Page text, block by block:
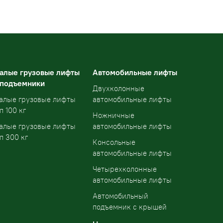
грузовые лифты
грузовые лифты
100 кг
грузовые лифты
300 кг
Автомобильные лифты
Двухколонные
автомобильные лифты
Ножничные
автомобильные лифты
Консольные
автомобильные лифты
Четырехколонные
автомобильные лифты
Автомобильный
подъемник с крышей